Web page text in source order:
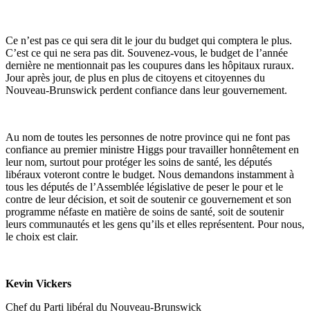
Ce n’est pas ce qui sera dit le jour du budget qui comptera le plus.
C’est ce qui ne sera pas dit. Souvenez-vous, le budget de l’année
dernière ne mentionnait pas les coupures dans les hôpitaux ruraux.
Jour après jour, de plus en plus de citoyens et citoyennes du
Nouveau-Brunswick perdent confiance dans leur gouvernement.
Au nom de toutes les personnes de notre province qui ne font pas
confiance au premier ministre Higgs pour travailler honnêtement en
leur nom, surtout pour protéger les soins de santé, les députés
libéraux voteront contre le budget. Nous demandons instamment à
tous les députés de l’Assemblée législative de peser le pour et le
contre de leur décision, et soit de soutenir ce gouvernement et son
programme néfaste en matière de soins de santé, soit de soutenir
leurs communautés et les gens qu’ils et elles représentent. Pour nous,
le choix est clair.
Kevin Vickers
Chef du Parti libéral du Nouveau-Brunswick